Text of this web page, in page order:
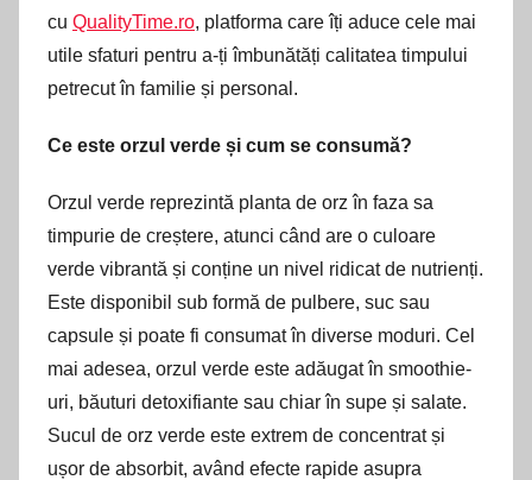
cu QualityTime.ro, platforma care îți aduce cele mai
utile sfaturi pentru a-ți îmbunătăți calitatea timpului
petrecut în familie și personal.
Ce este orzul verde și cum se consumă?
Orzul verde reprezintă planta de orz în faza sa
timpurie de creștere, atunci când are o culoare
verde vibrantă și conține un nivel ridicat de nutrienți.
Este disponibil sub formă de pulbere, suc sau
capsule și poate fi consumat în diverse moduri. Cel
mai adesea, orzul verde este adăugat în smoothie-
uri, băuturi detoxifiante sau chiar în supe și salate.
Sucul de orz verde este extrem de concentrat și
ușor de absorbit, având efecte rapide asupra